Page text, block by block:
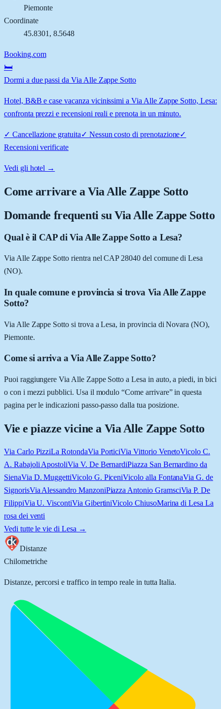
Piemonte
Coordinate
45.8301 , 8.5648
Booking.com
🛏️
Dormi a due passi da Via Alle Zappe Sotto
Hotel, B&B e case vacanza vicinissimi a Via Alle Zappe Sotto, Lesa:
confronta prezzi e recensioni reali e prenota in un minuto.
✓ Cancellazione gratuita✓ Nessun costo di prenotazione✓
Recensioni verificate
Vedi gli hotel →
Come arrivare aVia Alle Zappe Sotto
Domande frequenti su Via Alle Zappe Sotto
Qual è il CAP di Via Alle Zappe Sotto a Lesa?
Via Alle Zappe Sotto rientra nel CAP 28040 del comune di Lesa
(NO).
In quale comune e provincia si trova Via Alle Zappe
Sotto?
Via Alle Zappe Sotto si trova a Lesa, in provincia di Novara (NO),
Piemonte.
Come si arriva a Via Alle Zappe Sotto?
Puoi raggiungere Via Alle Zappe Sotto a Lesa in auto, a piedi, in bici
o con i mezzi pubblici. Usa il modulo “Come arrivare” in questa
pagina per le indicazioni passo-passo dalla tua posizione.
Vie e piazze vicine a Via Alle Zappe Sotto
Via Carlo PizziLa RotondaVia PorticiVia Vittorio VenetoVicolo C.
A. Rabajoli ApostoliVia V. De BernardiPiazza San Bernardino da
SienaVia D. MuggettiVicolo G. PiceniVicolo alla FontanaVia G. de
SignorisVia Alessandro ManzoniPiazza Antonio GramsciVia P. De
FilippiVia U. ViscontiVia GibertiniVicolo ChiusoMarina di Lesa La
rosa dei venti
Vedi tutte le vie di Lesa →
Distanze
Chilometriche
Distanze, percorsi e traffico in tempo reale in tutta Italia.